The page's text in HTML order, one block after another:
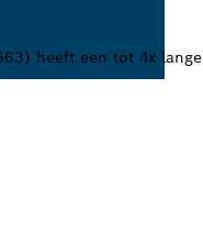
heeft een tot 4x